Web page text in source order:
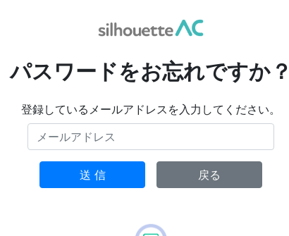
パスワードをお忘れですか？
登録しているメールアドレスを入力してください。
送 信 戻る